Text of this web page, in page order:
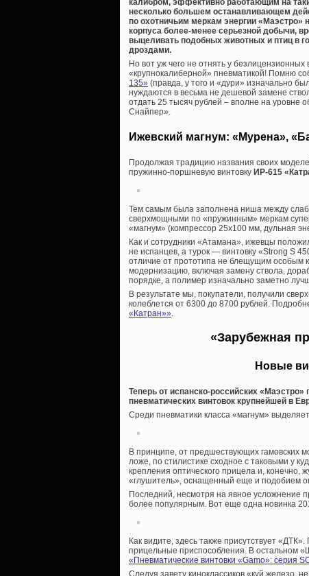
несколько большем останавливающем
по охотничьим меркам энергии «Маэстро»
корпуса более-менее серьезной добычи,
выцеливать подобных животных и птиц в
дроздами.
Но вот уж чего не отнять у
«крупнокалиберной» пневматикой! Помню
135» (правда, у того и «дури» изначально
нуждаются в весьма не дешевой замене
отдать 25 тысяч рублей – вполне на уровне
Снайпер».
Ижевский магнум: «Мурена»,
Продолжая традицию названия своих
пружинно-поршневую винтовку ИР-615
Тем самым была заполнена ниша между
сверхмощными по «пружинным» меркам
«магнум» (компрессор 25х100 мм, дульная
Как и сотрудники «Атамана», ижевцы
не испанцев, а турок — винтовку «Strong S
отличие от прототипа не блещущим особым
модернизацию, включая замену ствола,
порядке, а полимер изначально заметно
В результате мы, покупатели, получили
колеблется от 6300 до 8700 рублей.
«Катран»».
«Зарубежная
Новые
Теперь от испанско-российских
пневматических винтовок крупнейшей в
Среди пневматики класса «магнум»
В принципе, от предшествующих гамовских
ложе, по стилистике сходное с таковыми у
крепления оптического прицела и,
«глушитель», оснащенный еще и подобием
Последний, несмотря на явное усложнение
более популярным. Вот еще одна новинка
Как видите, здесь также присутствует
прицельные приспособления. В остальном
«Пневматические винтовки «Gamo»: серия
Следуя завету киноклассиков «куй железо,